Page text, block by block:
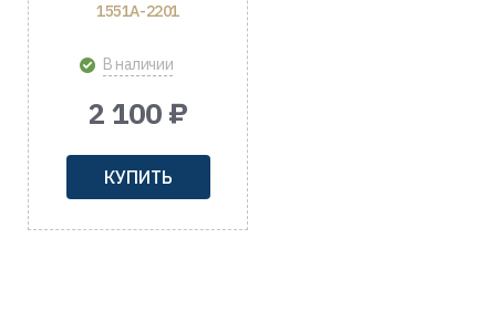
1551A-2201
В наличии
2 100 ₽
КУПИТЬ